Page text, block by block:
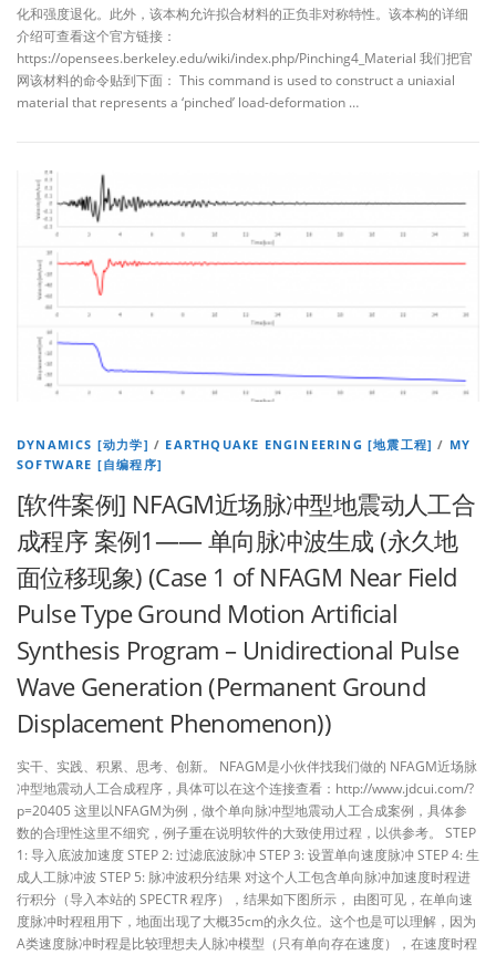
化和强度退化。此外，该本构允许拟合材料的正负非对称特性。该本构的详细
介绍可查看这个官方链接：
https://opensees.berkeley.edu/wiki/index.php/Pinching4_Material 我们把官
网该材料的命令贴到下面： This command is used to construct a uniaxial
material that represents a ‘pinched’ load-deformation …
DYNAMICS [动力学] / EARTHQUAKE ENGINEERING [地震工程] / MY
SOFTWARE [自编程序]
[软件案例] NFAGM近场脉冲型地震动人工合
成程序 案例1—— 单向脉冲波生成 (永久地
面位移现象) (Case 1 of NFAGM Near Field
Pulse Type Ground Motion Artificial
Synthesis Program – Unidirectional Pulse
Wave Generation (Permanent Ground
Displacement Phenomenon))
实干、实践、积累、思考、创新。 NFAGM是小伙伴找我们做的 NFAGM近场脉
冲型地震动人工合成程序，具体可以在这个连接查看：http://www.jdcui.com/?
p=20405 这里以NFAGM为例，做个单向脉冲型地震动人工合成案例，具体参
数的合理性这里不细究，例子重在说明软件的大致使用过程，以供参考。 STEP
1: 导入底波加速度 STEP 2: 过滤底波脉冲 STEP 3: 设置单向速度脉冲 STEP 4: 生
成人工脉冲波 STEP 5: 脉冲波积分结果 对这个人工包含单向脉冲加速度时程进
行积分（导入本站的 SPECTR 程序），结果如下图所示， 由图可见，在单向速
度脉冲时程租用下，地面出现了大概35cm的永久位。这个也是可以理解，因为
A类速度脉冲时程是比较理想夫人脉冲模型（只有单向存在速度），在速度时程